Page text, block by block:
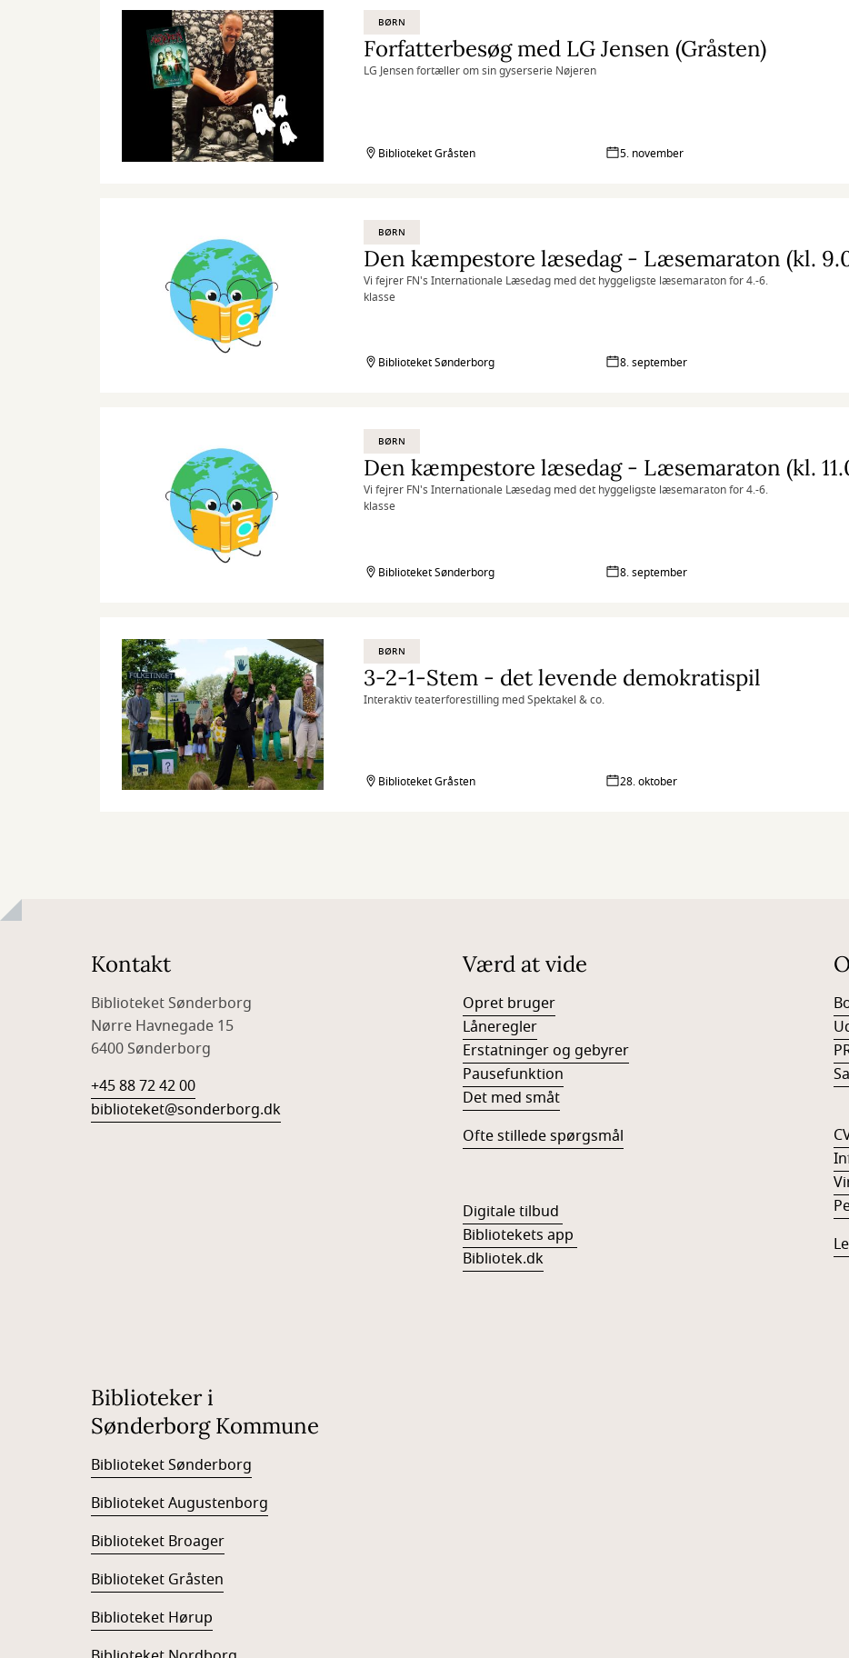
BØRN
Forfatterbesøg med LG Jensen (Gråsten)
LG Jensen fortæller om sin gyserserie Nøjeren
Biblioteket Gråsten 5. november
BØRN
Den kæmpestore læsedag - Læsemaraton (kl.
Vi fejrer FN's Internationale Læsedag med det hyggeligste læsemaraton for 4.-6.
klasse
Biblioteket Sønderborg 8. september
BØRN
Den kæmpestore læsedag - Læsemaraton (kl.
Vi fejrer FN's Internationale Læsedag med det hyggeligste læsemaraton for 4.-6.
klasse
Biblioteket Sønderborg 8. september
BØRN
3-2-1-Stem - det levende demokratispil
Interaktiv teaterforestilling med Spektakel & co.
Biblioteket Gråsten 28. oktober
Kontakt
Biblioteket Sønderborg
Nørre Havnegade 15
6400 Sønderborg
+45 88 72 42 00
biblioteket@sonderborg.dk
Værd at vide
Opret bruger
Låneregler
Erstatninger og gebyrer
Pausefunktion
Det med småt
Ofte stillede spørgsmål
Digitale tilbud
Bibliotekets app
Bibliotek.dk
Biblioteker i
Sønderborg Kommune
Biblioteket Sønderborg
Biblioteket Augustenborg
Biblioteket Broager
Biblioteket Gråsten
Biblioteket Hørup